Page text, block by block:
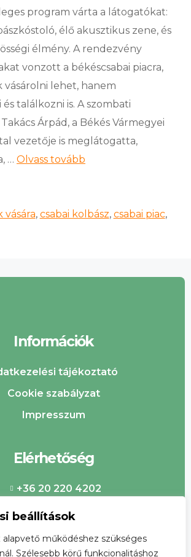
beállítások
alapvető működéshez szükséges
Szélesebb körű funkcionalitáshoz
program várta a látogatókat:
élő akusztikus zene, és
élmény. A rendezvény
vonzott a békéscsabai piacra,
vásárolni lehet, hanem
találkozni is. A szombati
Árpád, a Békés Vármegyei
vezetője is meglátogatta,
… Olvass tovább
vására, csabai kolbász, csabai piac,
Információk
tájékoztató
Cookie szabályzat
Impresszum
Elérhetőség
+36 20 220 4202
info@csabaipiac.hu